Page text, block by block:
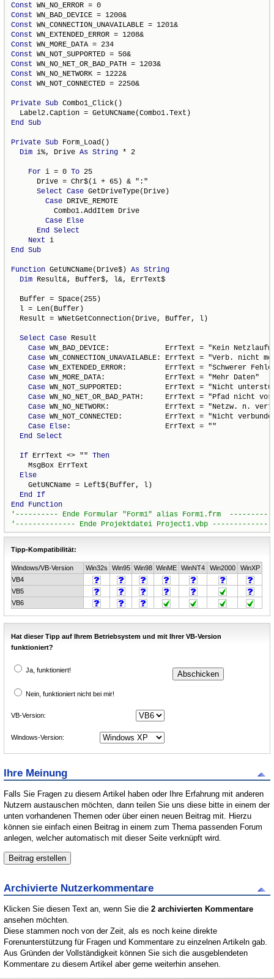
Const
Const
Const
Const
Const
Const
Const
Const
Const WN_NOT_CONNECTED = 2250&
Private Sub Combo1_Click()
End Sub
Private Sub Form_Load()
Dim i%, Drive As String * 2
For i = 0 To 25
      Drive = Chr$(i + 65) & ":"
Select Case GetDriveType(Drive)
Case DRIVE_REMOTE
          Combo1.AddItem Drive
Case Else
End Select
Next
End Sub
Function GetUNCName(Drive$) As String
Dim Result&, Buffer$, l&, ErrText$
  Buffer = Space(255)
  l = Len(Buffer)
  Result = WNetGetConnection(Drive, Buffer, l)
Select Case Result
Case WN_BAD_DEVICE:             ErrText = "Kein
Case WN_CONNECTION_UNAVAILABLE: ErrText = "Verb. nicht
Case WN_EXTENDED_ERROR:         ErrText = "Schwerer
Case WN_MORE_DATA:              ErrText = "Mehr Daten"
Case WN_NOT_SUPPORTED:          ErrText = "Nicht
Case WN_NO_NET_OR_BAD_PATH:     ErrText = "Pfad nicht
Case WN_NO_NETWORK:             ErrText = "Netzw. n.
Case WN_NOT_CONNECTED:          ErrText = "Nicht
Case Else:                      ErrText = ""
End Select
If ErrText <> "" Then
    MsgBox ErrText
Else
    GetUNCName = Left$(Buffer, l)
End
If
End
Function
Tipp-Kompatibilität:
Windows/VB-Version Win32s Win95 Win98 WinME WinNT4 Win2000
WinXP
VB4
VB5
VB6
Hat dieser Tipp auf Ihrem Betriebsystem und mit Ihrer VB-Version
funktioniert?
Ja, funktioniert!
Nein, funktioniert nicht bei mir!
VB-Version:
Windows-Version:
Ihre Meinung
Falls Sie Fragen zu diesem Artikel haben oder Ihre Erfahrung mit anderen
Nutzern austauschen möchten, dann teilen Sie uns diese bitte in einem der
unten vorhandenen Themen oder über einen neuen Beitrag mit. Hierzu
können sie einfach einen Beitrag in einem zum Thema passenden Forum
anlegen, welcher automatisch mit dieser Seite verknüpft wird.
Archivierte Nutzerkommentare
Klicken Sie diesen Text an, wenn Sie die2 archivierten Kommentare
ansehen möchten.
Diese stammen noch von der Zeit, als es noch keine direkte
Forenunterstützung für Fragen und Kommentare zu einzelnen Artikeln gab.
Aus Gründen der Vollständigkeit können Sie sich die ausgeblendeten
Kommentare zu diesem Artikel aber gerne weiterhin ansehen.